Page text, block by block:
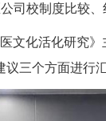
司校制度比较、
文化活化研究
三个方面进行